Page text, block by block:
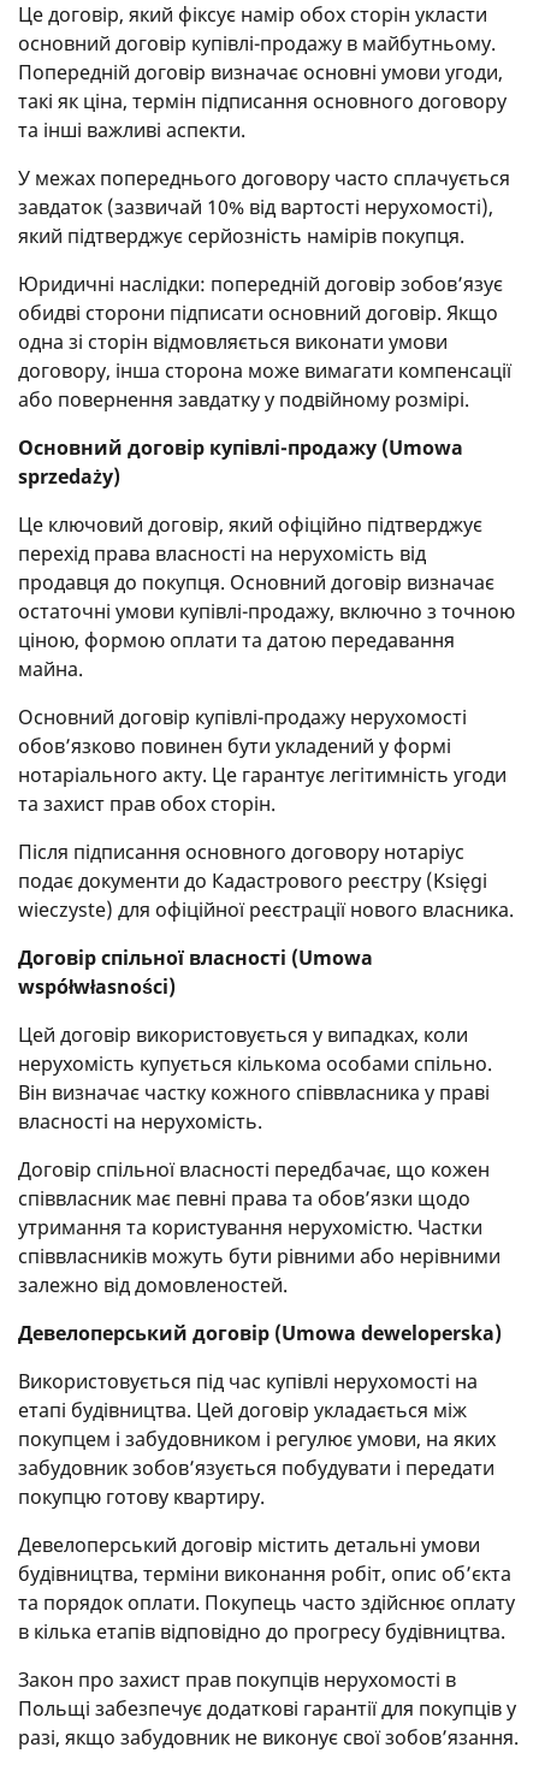
Це договір, який фіксує намір обох сторін укласти
основний договір купівлі-продажу в майбутньому.
Попередній договір визначає основні умови угоди,
такі як ціна, термін підписання основного договору
та інші важливі аспекти.
У межах попереднього договору часто сплачується
завдаток (зазвичай 10% від вартості нерухомості),
який підтверджує серйозність намірів покупця.
Юридичні наслідки: попередній договір зобов’язує
обидві сторони підписати основний договір. Якщо
одна зі сторін відмовляється виконати умови
договору, інша сторона може вимагати компенсації
або повернення завдатку у подвійному розмірі.
Основний договір купівлі-продажу (Umowa
sprzedaży)
Це ключовий договір, який офіційно підтверджує
перехід права власності на нерухомість від
продавця до покупця. Основний договір визначає
остаточні умови купівлі-продажу, включно з точною
ціною, формою оплати та датою передавання
майна.
Основний договір купівлі-продажу нерухомості
обов’язково повинен бути укладений у формі
нотаріального акту. Це гарантує легітимність угоди
та захист прав обох сторін.
Після підписання основного договору нотаріус
подає документи до Кадастрового реєстру (Księgi
wieczyste) для офіційної реєстрації нового власника.
Договір спільної власності (Umowa
współwłasności)
Цей договір використовується у випадках, коли
нерухомість купується кількома особами спільно.
Він визначає частку кожного співвласника у праві
власності на нерухомість.
Договір спільної власності передбачає, що кожен
співвласник має певні права та обов’язки щодо
утримання та користування нерухомістю. Частки
співвласників можуть бути рівними або нерівними
залежно від домовленостей.
Девелоперський договір (Umowa deweloperska)
Використовується під час купівлі нерухомості на
етапі будівництва. Цей договір укладається між
покупцем і забудовником і регулює умови, на яких
забудовник зобов’язується побудувати і передати
покупцю готову квартиру.
Девелоперський договір містить детальні умови
будівництва, терміни виконання робіт, опис об’єкта
та порядок оплати. Покупець часто здійснює оплату
в кілька етапів відповідно до прогресу будівництва.
Закон про захист прав покупців нерухомості в
Польщі забезпечує додаткові гарантії для покупців у
разі, якщо забудовник не виконує свої зобов’язання.